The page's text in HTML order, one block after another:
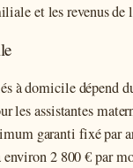
et les revenus de
à domicile dépend
les assistantes
garanti fixé par
2 800 € par